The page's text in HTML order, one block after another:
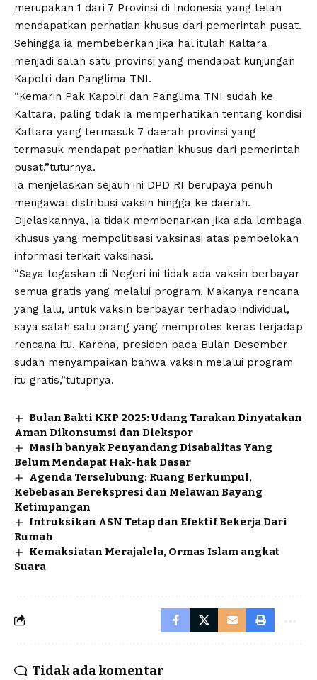
merupakan 1 dari 7 Provinsi di Indonesia yang telah
mendapatkan perhatian khusus dari pemerintah pusat.
Sehingga ia membeberkan jika hal itulah Kaltara
menjadi salah satu provinsi yang mendapat kunjungan
Kapolri dan Panglima TNI.
“Kemarin Pak Kapolri dan Panglima TNI sudah ke
Kaltara, paling tidak ia memperhatikan tentang kondisi
Kaltara yang termasuk 7 daerah provinsi yang
termasuk mendapat perhatian khusus dari pemerintah
pusat,”tuturnya.
Ia menjelaskan sejauh ini DPD RI berupaya penuh
mengawal distribusi vaksin hingga ke daerah.
Dijelaskannya, ia tidak membenarkan jika ada lembaga
khusus yang mempolitisasi vaksinasi atas pembelokan
informasi terkait vaksinasi.
“Saya tegaskan di Negeri ini tidak ada vaksin berbayar
semua gratis yang melalui program. Makanya rencana
yang lalu, untuk vaksin berbayar terhadap individual,
saya salah satu orang yang memprotes keras terjadap
rencana itu. Karena, presiden pada Bulan Desember
sudah menyampaikan bahwa vaksin melalui program
itu gratis,”tutupnya.
Bulan Bakti KKP 2025: Udang Tarakan Dinyatakan
Aman Dikonsumsi dan Diekspor
Masih banyak Penyandang Disabalitas Yang
Belum Mendapat Hak-hak Dasar
Agenda Terselubung: Ruang Berkumpul,
Kebebasan Berekspresi dan Melawan Bayang
Ketimpangan
Intruksikan ASN Tetap dan Efektif Bekerja Dari
Rumah
Kemaksiatan Merajalela, Ormas Islam angkat
Suara
Tidak ada komentar